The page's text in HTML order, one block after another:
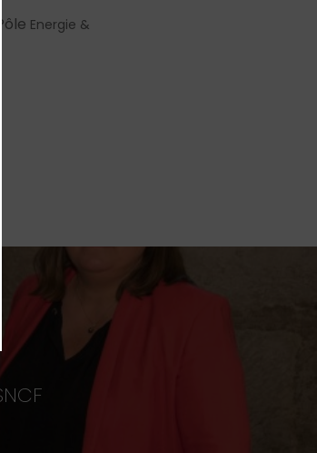
Energie &